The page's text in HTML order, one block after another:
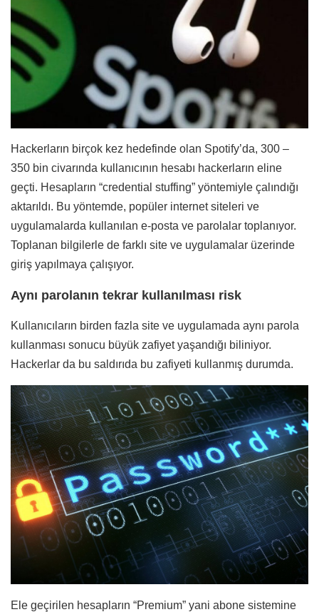
Hackerların birçok kez hedefinde olan Spotify’da, 300 –
350 bin civarında kullanıcının hesabı hackerların eline
geçti. Hesapların “credential stuffing” yöntemiyle çalındığı
aktarıldı. Bu yöntemde, popüler internet siteleri ve
uygulamalarda kullanılan e-posta ve parolalar toplanıyor.
Toplanan bilgilerle de farklı site ve uygulamalar üzerinde
giriş yapılmaya çalışıyor.
Aynı parolanın tekrar kullanılması risk
Kullanıcıların birden fazla site ve uygulamada aynı parola
kullanması sonucu büyük zafiyet yaşandığı biliniyor.
Hackerlar da bu saldırıda bu zafiyeti kullanmış durumda.
Ele geçirilen hesapların “Premium” yani abone sistemine